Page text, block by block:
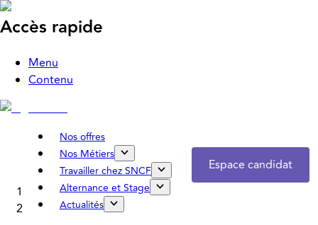
Accès rapide
Menu
Contenu
Nos offres
Nos Métiers
Travailler chez SNCF
Alternance et Stage
Actualités
Espace candidat
Accueil
Nos offres